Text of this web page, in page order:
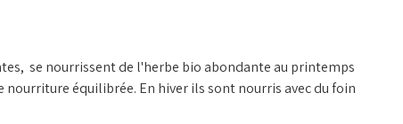
se nourrissent de l'herbe bio abondante au printemps
équilibrée. En hiver ils sont nourris avec du foin